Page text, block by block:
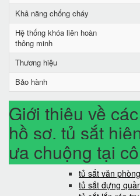
Khả năng chống cháy
Hệ thống khóa liên hoàn
thông minh
Thương hiệu
Bảo hành
Giới thiệu về
hồ sơ, tủ sắt
ưa chuộng tại
tủ sắt văn phòng
tủ sắt đựng